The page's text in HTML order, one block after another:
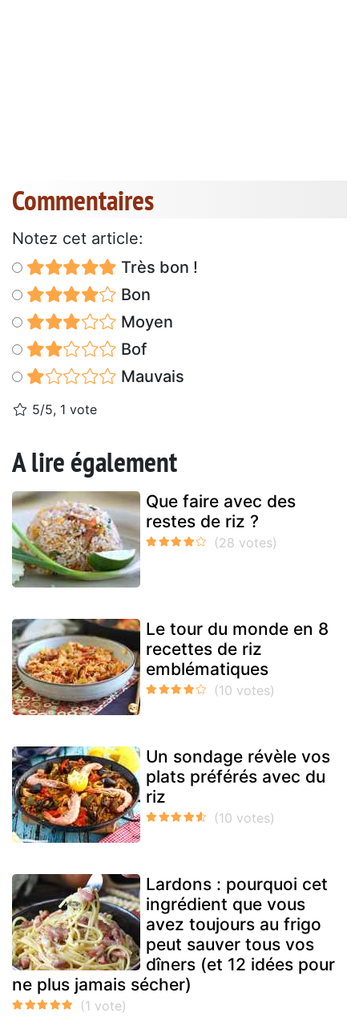
Commentaires
Notez cet article:
Très bon !
Bon
Moyen
Bof
Mauvais
5/5, 1 vote
A lire également
Que faire avec des
restes de riz ?
Le tour du monde en 8
recettes de riz
emblématiques
Un sondage révèle vos
plats préférés avec du
riz
Lardons : pourquoi cet
ingrédient que vous
avez toujours au frigo
peut sauver tous vos
dîners (et 12 idées pour
ne plus jamais sécher)